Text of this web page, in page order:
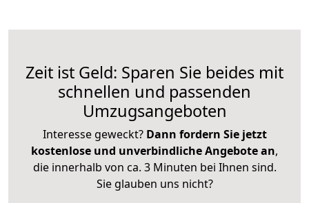
Zeit ist Geld: Sparen Sie beides mit
schnellen und passenden
Umzugsangeboten
Interesse geweckt? Dann fordern Sie jetzt
kostenlose und unverbindliche Angebote an,
die innerhalb von ca. 3 Minuten bei Ihnen sind.
Sie glauben uns nicht?